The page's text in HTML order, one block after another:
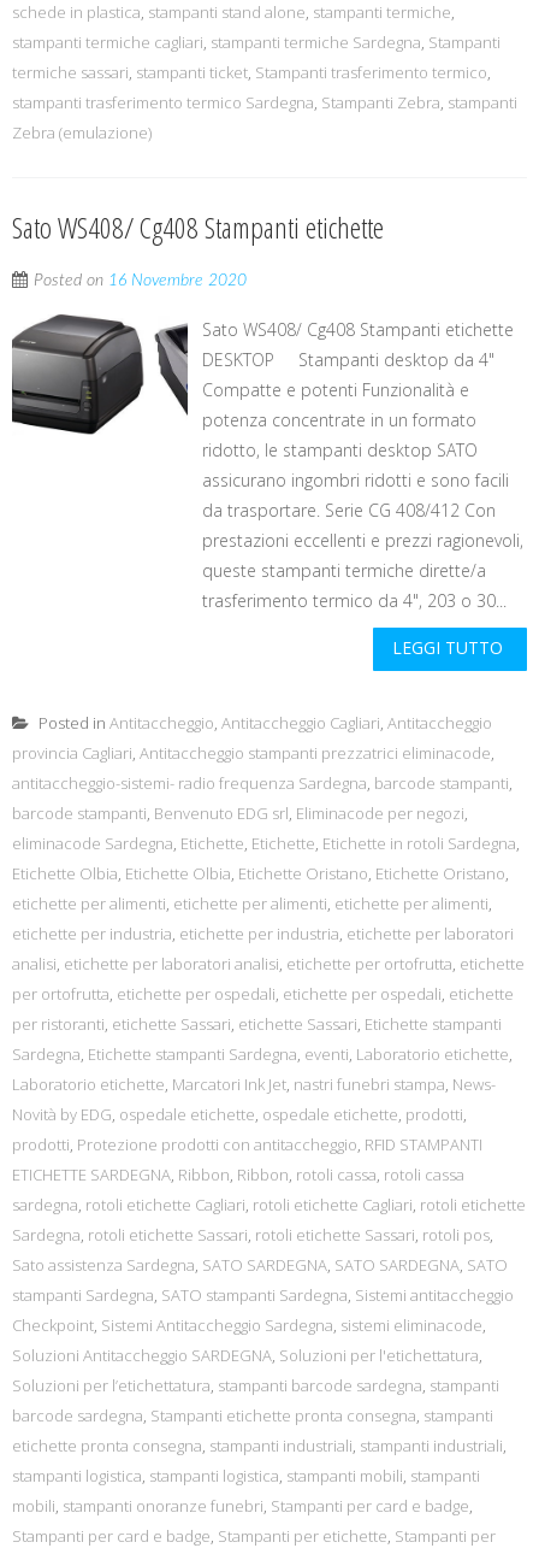
schede in plastica, stampanti stand alone, stampanti termiche,
stampanti termiche cagliari, stampanti termiche Sardegna, Stampanti
termiche sassari, stampanti ticket, Stampanti trasferimento termico,
stampanti trasferimento termico Sardegna, Stampanti Zebra, stampanti
Zebra (emulazione)
Sato WS408/ Cg408 Stampanti etichette
Posted on 16 Novembre 2020
Sato WS408/ Cg408 Stampanti etichette
DESKTOP Stampanti desktop da 4"
Compatte e potenti Funzionalità e
potenza concentrate in un formato
ridotto, le stampanti desktop SATO
assicurano ingombri ridotti e sono facili
da trasportare. Serie CG 408/412 Con
prestazioni eccellenti e prezzi ragionevoli,
queste stampanti termiche dirette/a
trasferimento termico da 4", 203 o 30...
LEGGI TUTTO
Posted in Antitaccheggio, Antitaccheggio Cagliari, Antitaccheggio
provincia Cagliari, Antitaccheggio stampanti prezzatrici eliminacode,
antitaccheggio-sistemi- radio frequenza Sardegna, barcode stampanti,
barcode stampanti, Benvenuto EDG srl, Eliminacode per negozi,
eliminacode Sardegna, Etichette, Etichette, Etichette in rotoli Sardegna,
Etichette Olbia, Etichette Olbia, Etichette Oristano, Etichette Oristano,
etichette per alimenti, etichette per alimenti, etichette per alimenti,
etichette per industria, etichette per industria, etichette per laboratori
analisi, etichette per laboratori analisi, etichette per ortofrutta, etichette
per ortofrutta, etichette per ospedali, etichette per ospedali, etichette
per ristoranti, etichette Sassari, etichette Sassari, Etichette stampanti
Sardegna, Etichette stampanti Sardegna, eventi, Laboratorio etichette,
Laboratorio etichette, Marcatori Ink Jet, nastri funebri stampa, News-
Novità by EDG, ospedale etichette, ospedale etichette, prodotti,
prodotti, Protezione prodotti con antitaccheggio, RFID STAMPANTI
ETICHETTE SARDEGNA, Ribbon, Ribbon, rotoli cassa, rotoli cassa
sardegna, rotoli etichette Cagliari, rotoli etichette Cagliari, rotoli etichette
Sardegna, rotoli etichette Sassari, rotoli etichette Sassari, rotoli pos,
Sato assistenza Sardegna, SATO SARDEGNA, SATO SARDEGNA, SATO
stampanti Sardegna, SATO stampanti Sardegna, Sistemi antitaccheggio
Checkpoint, Sistemi Antitaccheggio Sardegna, sistemi eliminacode,
Soluzioni Antitaccheggio SARDEGNA, Soluzioni per l'etichettatura,
Soluzioni per l’etichettatura, stampanti barcode sardegna, stampanti
barcode sardegna, Stampanti etichette pronta consegna, stampanti
etichette pronta consegna, stampanti industriali, stampanti industriali,
stampanti logistica, stampanti logistica, stampanti mobili, stampanti
mobili, stampanti onoranze funebri, Stampanti per card e badge,
Stampanti per card e badge, Stampanti per etichette, Stampanti per